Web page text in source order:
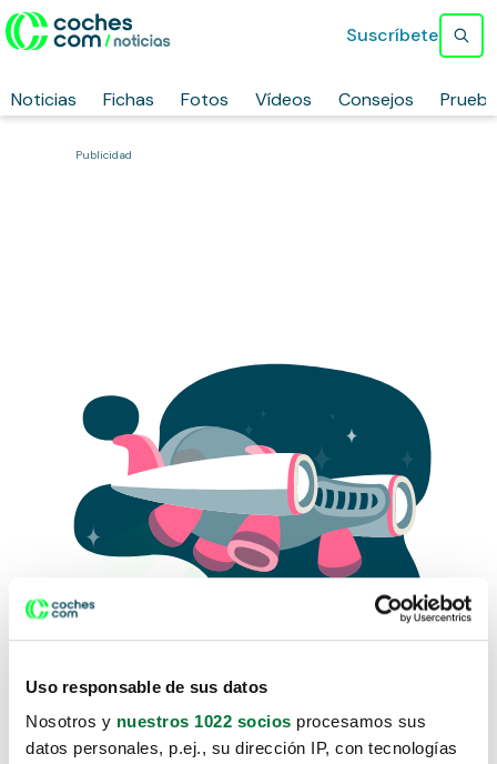
Uso responsable de sus datos
Nosotros y nuestros 1022 socios procesamos sus
datos personales, p.ej., su dirección IP, con tecnologías
Noticias Fichas Fotos Vídeos Consejos
Suscríbete
Publicidad